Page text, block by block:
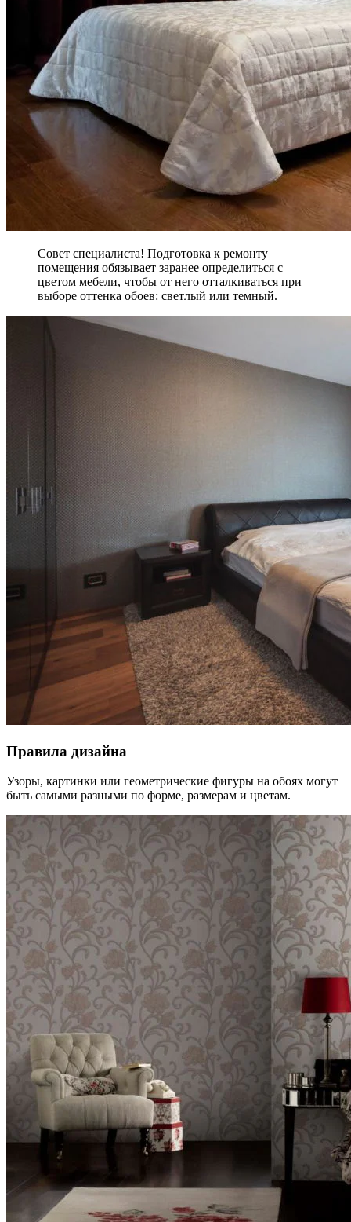
Совет специалиста! Подготовка к ремонту
помещения обязывает заранее определиться с
цветом мебели, чтобы от него отталкиваться при
выборе оттенка обоев: светлый или темный.
Правила дизайна
Узоры, картинки или геометрические фигуры на обоях могут
быть самыми разными по форме, размерам и цветам.